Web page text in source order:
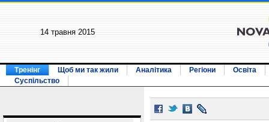
14 травня 2015
Тренінг Щоб ми так жили Аналітика Регіони
Освіта
Суспільство